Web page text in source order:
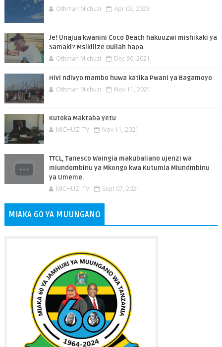
Othman Michuzi Apr 02, 2023
Je! Unajua kwanini Coco Beach hakuuzwi mishikaki ya
Samaki? Msikilize Dullah hapa
Othman Michuzi Dec 30, 2021
Hivi ndivyo mambo huwa katika Pwani ya Bagamoyo
Othman Michuzi Nov 11, 2021
Kutoka Maktaba yetu
MICHUZI TV Nov 11, 2021
TTCL, Tanesco Waingia makubaliano ujenzi wa
miundombinu ya Mkongo kwa Kutumia Miundmbinu
ya Umeme.
MICHUZI TV Sept 07, 2021
MIAKA 60 YA MUUNGANO